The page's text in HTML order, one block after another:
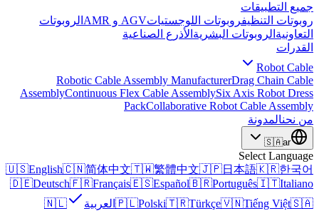
جميع التطبيقات
روبوتات التنظيفروبوتات اللوجستياتAGV و AMR
الروبوتات
التعاونية الروبوتات البشرية الأذرع الصناعية
القدرات
Robot Cable
Robotic Cable Assembly ManufacturerDrag Chain Cable
AssemblyContinuous Flex Cable AssemblySix Axis Robot Dress
PackCollaborative Robot Cable Assembly
من نحنالمدونة
🇸🇦ar
Select Language
🇺🇸English🇨🇳简体中文🇹🇼繁體中文🇯🇵日本語🇰🇷한국어
🇩🇪Deutsch🇫🇷Français🇪🇸Español🇧🇷Português🇮🇹Italiano
🇵🇱Polski🇹🇷Türkçe🇻🇳Tiếng Việt🇸🇦 العربية
🇳🇱